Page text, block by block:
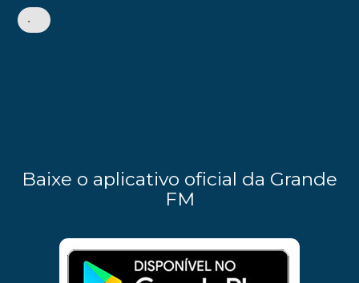
•
Baixe o aplicativo oficial da Grande
FM